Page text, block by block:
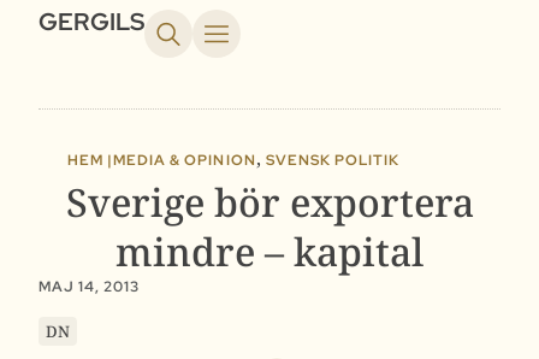
GERGILS
HEM |MEDIA & OPINION, SVENSK POLITIK
Sverige bör exportera
mindre – kapital
MAJ 14, 2013
DN